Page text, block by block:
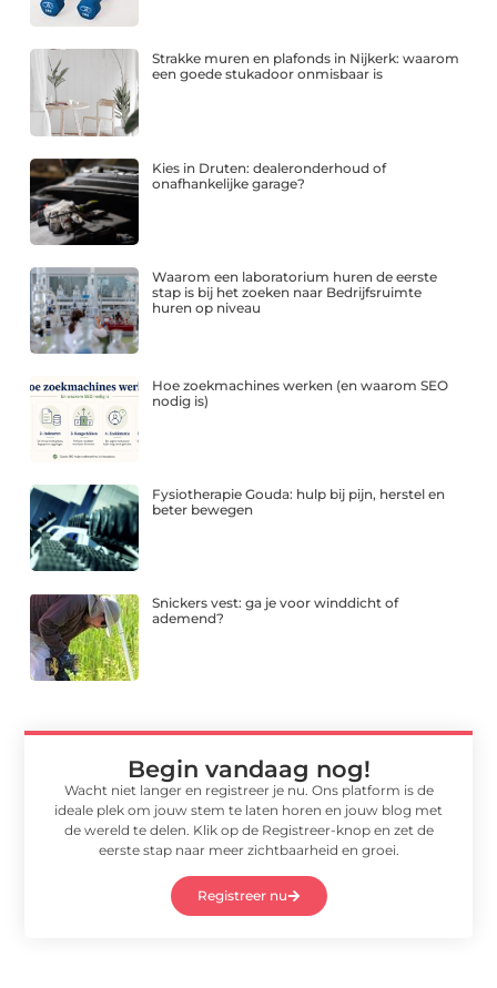
Strakke muren en plafonds in Nijkerk: waarom
een goede stukadoor onmisbaar is
Kies in Druten: dealeronderhoud of
onafhankelijke garage?
Waarom een laboratorium huren de eerste
stap is bij het zoeken naar Bedrijfsruimte
huren op niveau
Hoe zoekmachines werken (en waarom SEO
nodig is)
Fysiotherapie Gouda: hulp bij pijn, herstel en
beter bewegen
Snickers vest: ga je voor winddicht of
ademend?
Begin vandaag nog!
Wacht niet langer en registreer je nu. Ons platform is de
ideale plek om jouw stem te laten horen en jouw blog met
de wereld te delen. Klik op de Registreer-knop en zet de
eerste stap naar meer zichtbaarheid en groei.
Registreer nu